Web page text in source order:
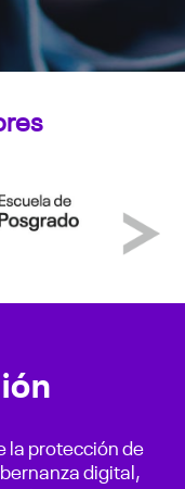
Next
la protección de
digital,